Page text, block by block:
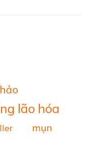
lão hóa
mụn